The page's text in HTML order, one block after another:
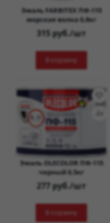
Эмаль FARBITEX ПФ-115
морская волна 0,8кг
315 руб./шт
В корзину
Эмаль OLECOLOR ПФ-115
черный 0,5кг
277руб./шт
В корзину